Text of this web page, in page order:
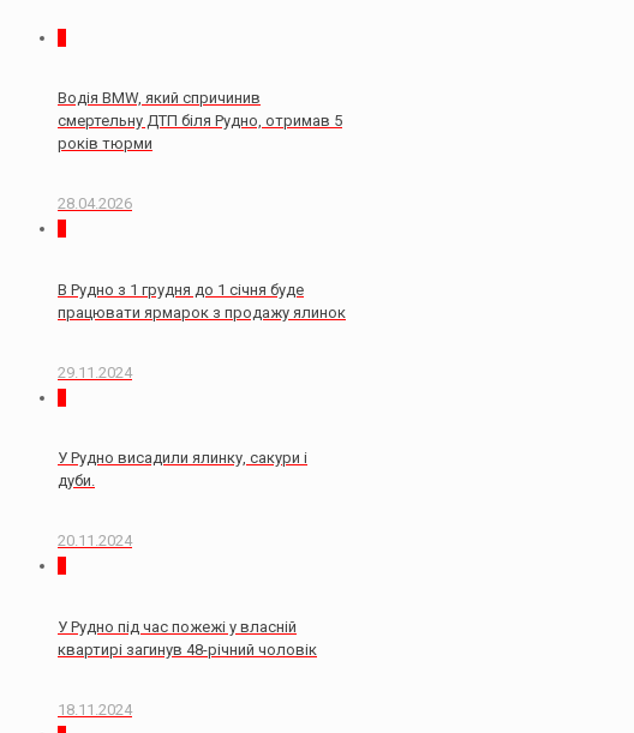
Водія BMW, який спричинив
смертельну ДТП біля Рудно, отримав 5
років тюрми
28.04.2026
В Рудно з 1 грудня до 1 січня буде
працювати ярмарок з продажу ялинок
29.11.2024
У Рудно висадили ялинку, сакури і
дуби.
20.11.2024
У Рудно під час пожежі у власній
квартирі загинув 48-річний чоловік
18.11.2024